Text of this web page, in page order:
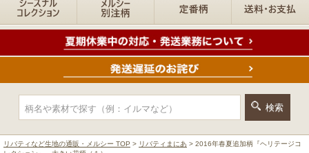
リバティなど生地の通販・メルシー TOP > リバティまにあ > 2016年春夏追加柄『ヘリテージコ